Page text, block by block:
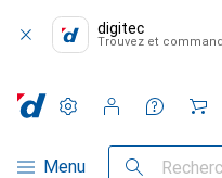
digitec
Trouvez et
Navigation par catégorie
Menu Recherche
Paramètres
Compte client
Listes de comparaison
Listes d'envies
Panier